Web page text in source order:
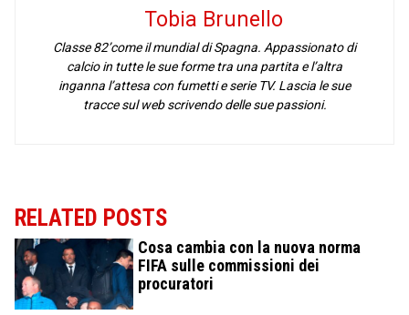
Tobia Brunello
Classe 82’come il mundial di Spagna. Appassionato di
calcio in tutte le sue forme tra una partita e l’altra
inganna l’attesa con fumetti e serie TV. Lascia le sue
tracce sul web scrivendo delle sue passioni.
RELATED POSTS
Cosa cambia con la nuova norma
FIFA sulle commissioni dei
procuratori